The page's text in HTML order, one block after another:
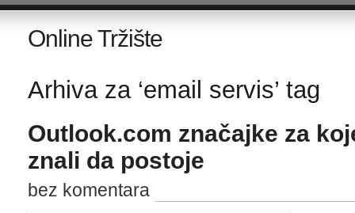
Online Tržište
Arhiva za ‘email servis’ tag
Outlook.com značajke za
znali da postoje
bez komentara